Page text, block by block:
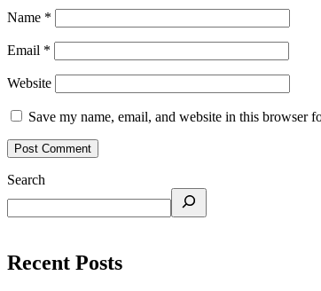
Name *
Email *
Website
Save my name, email, and website in this browser
Search
Recent Posts